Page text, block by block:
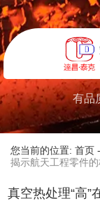
有品
您当前的位置: 首页 -
揭示航天工程零件
真空热处理“高”